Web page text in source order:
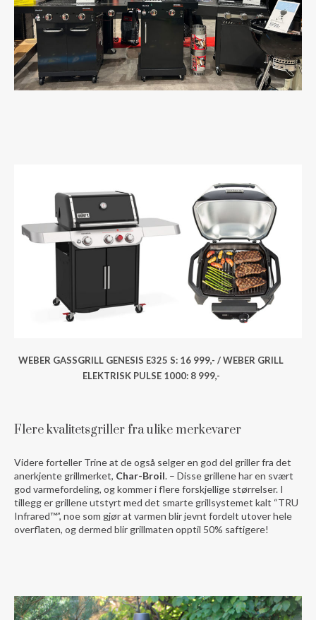
WEBER GASSGRILL GENESIS E325 S: 16 999,- / WEBER GRILL
ELEKTRISK PULSE 1000: 8 999,-
Flere kvalitetsgriller fra ulike merkevarer
Videre forteller Trine at de også selger en god del griller fra det
anerkjente grillmerket, Char-Broil. – Disse grillene har en svært
god varmefordeling, og kommer i flere forskjellige størrelser. I
tillegg er grillene utstyrt med det smarte grillsystemet kalt “TRU
Infrared™”, noe som gjør at varmen blir jevnt fordelt utover hele
overflaten, og dermed blir grillmaten opptil 50% saftigere!